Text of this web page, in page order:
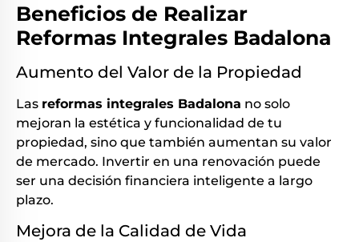
Beneficios de Realizar
Reformas Integrales Badalona
Aumento del Valor de la Propiedad
Las reformas integrales Badalona no solo
mejoran la estética y funcionalidad de tu
propiedad, sino que también aumentan su valor
de mercado. Invertir en una renovación puede
ser una decisión financiera inteligente a largo
plazo.
Mejora de la Calidad de Vida